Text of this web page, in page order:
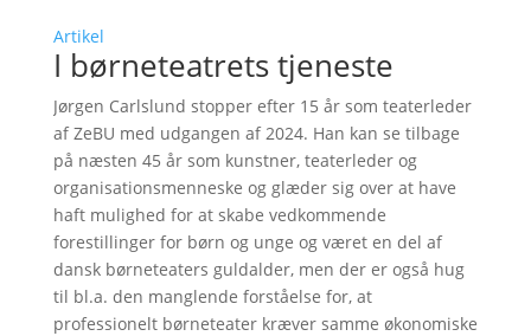
Artikel
I børneteatrets tjeneste
Jørgen Carlslund stopper efter 15 år som teaterleder
af ZeBU med udgangen af 2024. Han kan se tilbage
på næsten 45 år som kunstner, teaterleder og
organisationsmenneske og glæder sig over at have
haft mulighed for at skabe vedkommende
forestillinger for børn og unge og været en del af
dansk børneteaters guldalder, men der er også hug
til bl.a. den manglende forståelse for, at
professionelt børneteater kræver samme økonomiske